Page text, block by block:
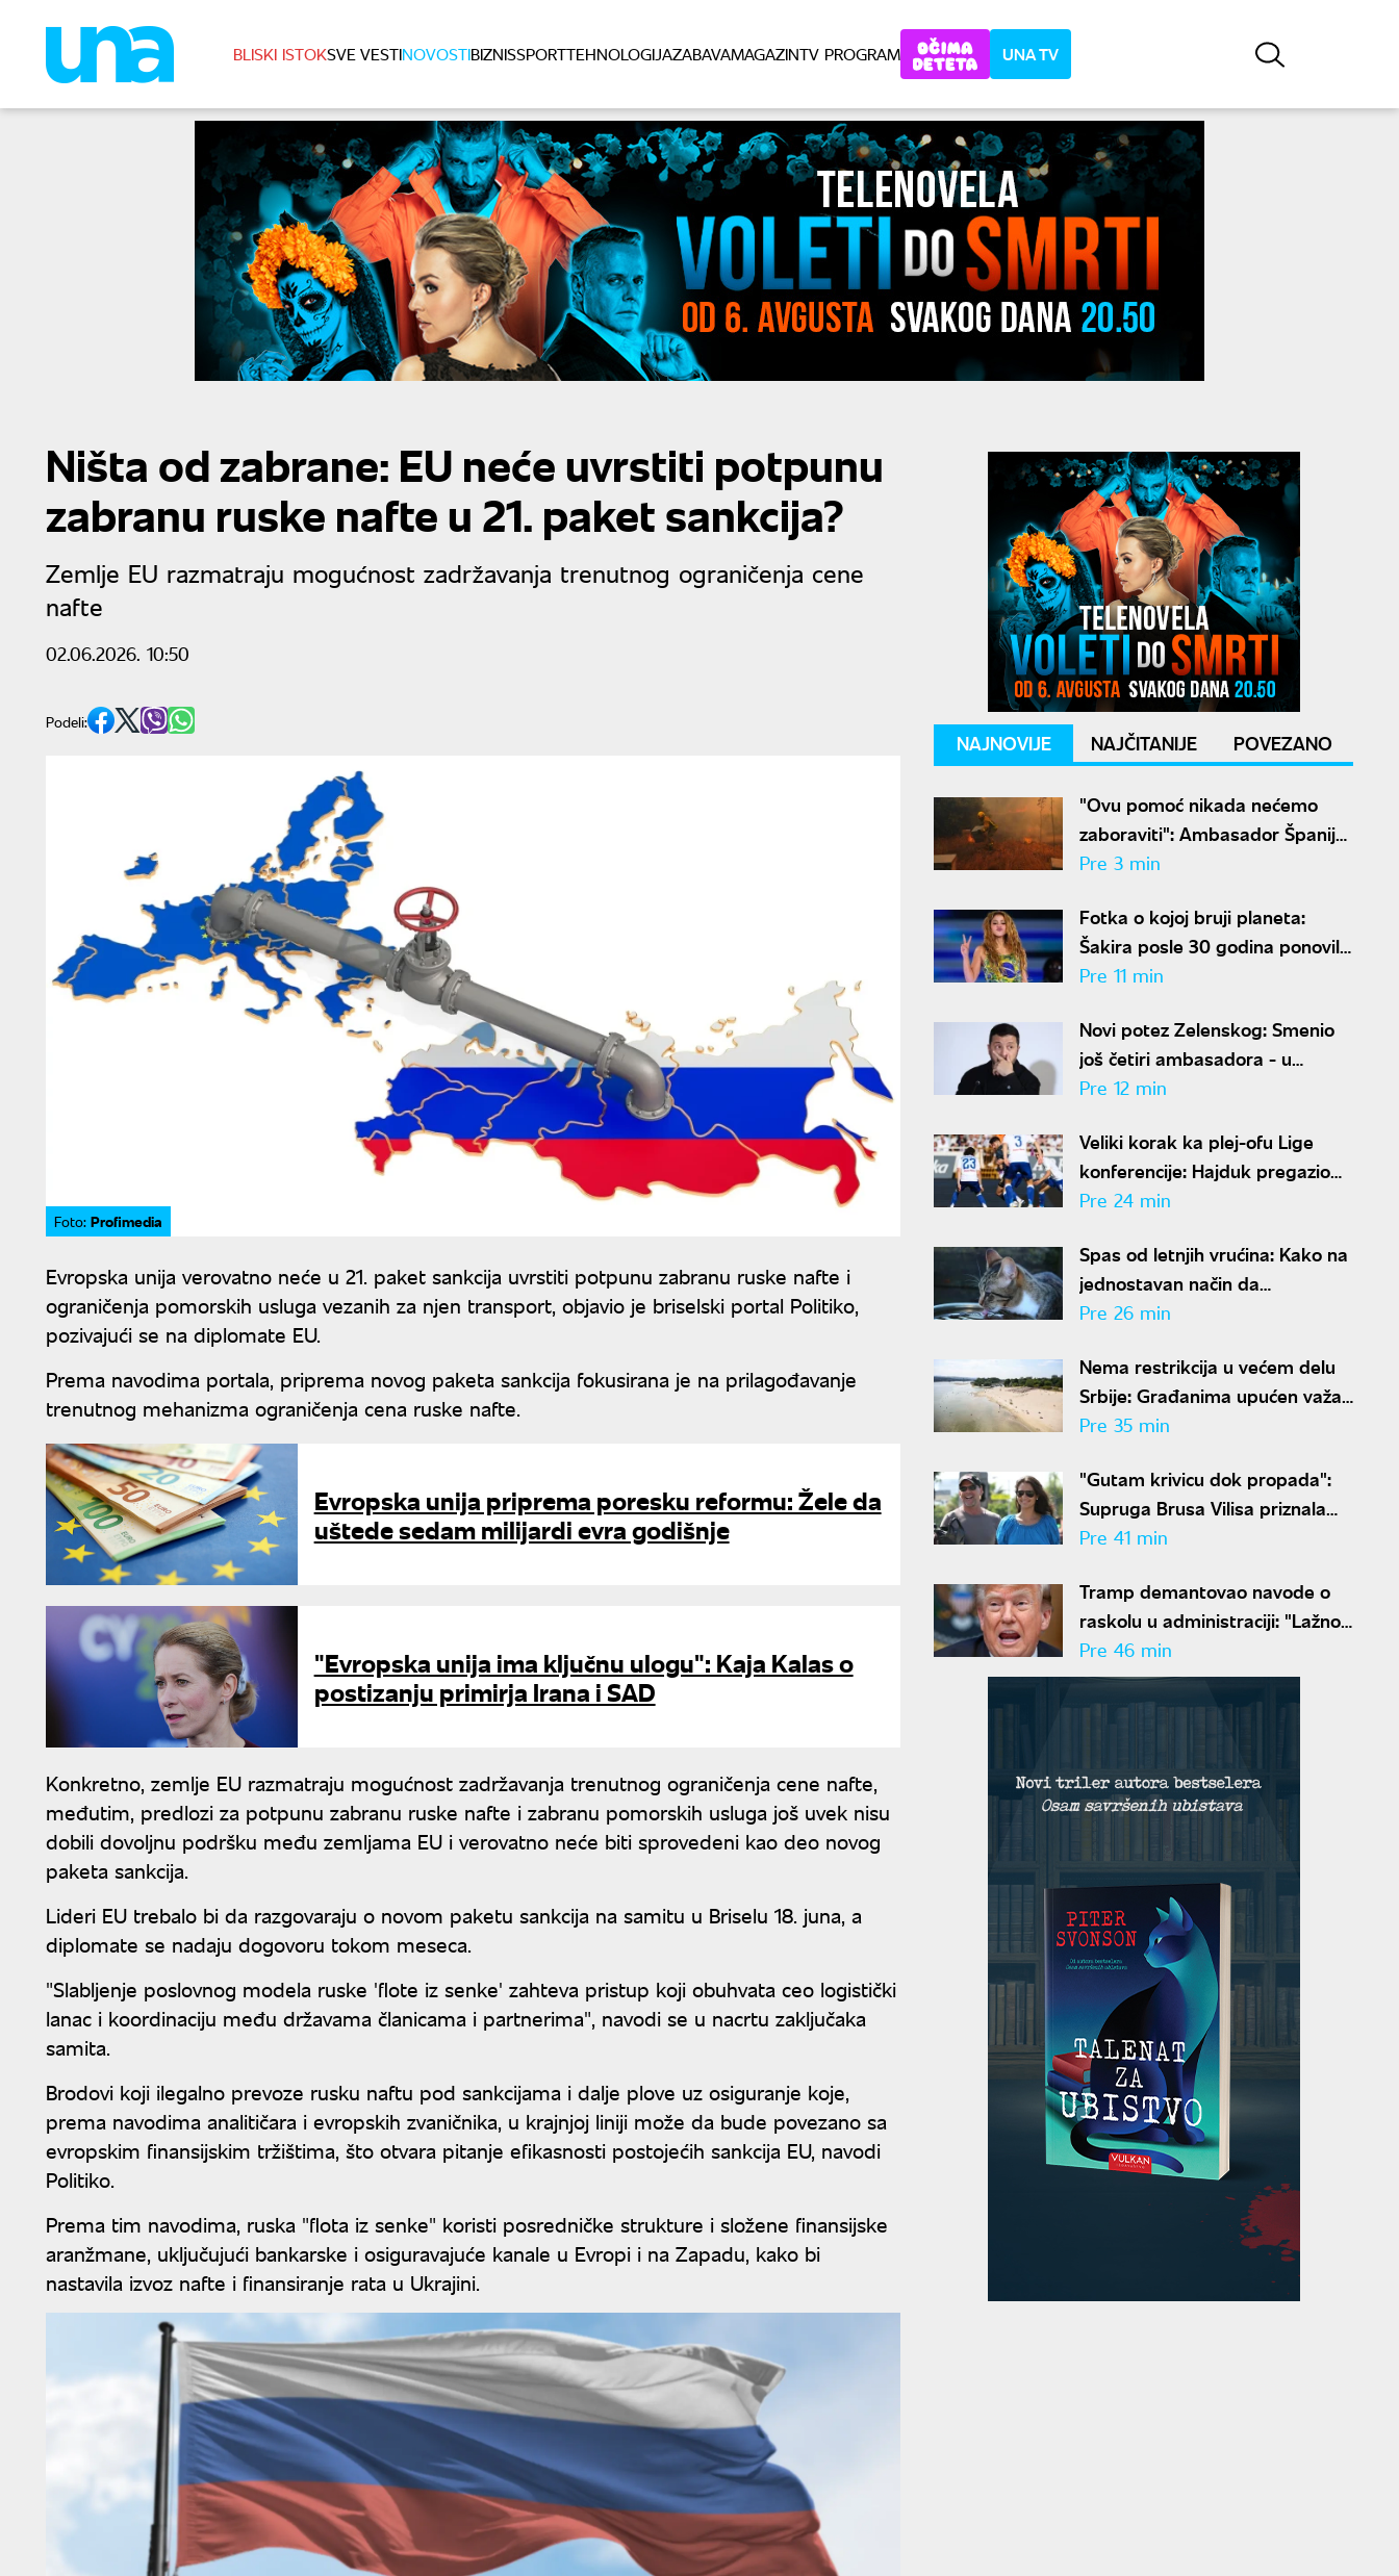
BLISKI ISTOKSVE VESTINOVOSTIBIZNISSPORTTEHNOLOGIJAZABAVAMAGAZINTV PROGRAM UNA TV
Ništa od zabrane: EU neće uvrstiti potpunu
zabranu ruske nafte u 21. paket sankcija?
Zemlje EU razmatraju mogućnost zadržavanja trenutnog ograničenja cene
nafte
02.06.2026. 10:50
Podeli:
Foto: Profimedia
Evropska unija verovatno neće u 21. paket sankcija uvrstiti potpunu zabranu ruske nafte i
ograničenja pomorskih usluga vezanih za njen transport, objavio je briselski portal Politiko,
pozivajući se na diplomate EU.
Prema navodima portala, priprema novog paketa sankcija fokusirana je na prilagođavanje
trenutnog mehanizma ograničenja cena ruske nafte.
Evropska unija priprema poresku reformu: Žele da
uštede sedam milijardi evra godišnje
"Evropska unija ima ključnu ulogu": Kaja Kalas o
postizanju primirja Irana i SAD
Konkretno, zemlje EU razmatraju mogućnost zadržavanja trenutnog ograničenja cene nafte,
međutim, predlozi za potpunu zabranu ruske nafte i zabranu pomorskih usluga još uvek nisu
dobili dovoljnu podršku među zemljama EU i verovatno neće biti sprovedeni kao deo novog
paketa sankcija.
Lideri EU trebalo bi da razgovaraju o novom paketu sankcija na samitu u Briselu 18. juna, a
diplomate se nadaju dogovoru tokom meseca.
"Slabljenje poslovnog modela ruske 'flote iz senke' zahteva pristup koji obuhvata ceo logistički
lanac i koordinaciju među državama članicama i partnerima", navodi se u nacrtu zaključaka
samita.
Brodovi koji ilegalno prevoze rusku naftu pod sankcijama i dalje plove uz osiguranje koje,
prema navodima analitičara i evropskih zvaničnika, u krajnjoj liniji može da bude povezano sa
evropskim finansijskim tržištima, što otvara pitanje efikasnosti postojećih sankcija EU, navodi
Politiko.
Prema tim navodima, ruska "flota iz senke" koristi posredničke strukture i složene finansijske
aranžmane, uključujući bankarske i osiguravajuće kanale u Evropi i na Zapadu, kako bi
nastavila izvoz nafte i finansiranje rata u Ukrajini.
NAJNOVIJE NAJČITANIJE POVEZANO
"Ovu pomoć nikada nećemo
zaboraviti": Ambasador Španije
zahvalio Srbiji na borbi protiv
Pre 3 min
Fotka o kojoj bruji planeta:
Šakira posle 30 godina ponovila
istu pozu, ljudi u čudu - "Kako je
Pre 11 min
Novi potez Zelenskog: Smenio
još četiri ambasadora - u
Hrvatskoj, Albaniji, Crnoj Gori i
Pre 12 min
Veliki korak ka plej-ofu Lige
konferencije: Hajduk pregazio
Žalgiris u Litvaniji
Pre 24 min
Spas od letnjih vrućina: Kako na
jednostavan način da
podstaknete mačku da pije više
Pre 26 min
Nema restrikcija u većem delu
Srbije: Građanima upućen važan
apel zbog suše i niskog
Pre 35 min
"Gutam krivicu dok propada":
Supruga Brusa Vilisa priznala
kroz kakav pakao prolazi
Pre 41 min
Tramp demantovao navode o
raskolu u administraciji: "Lažno
izveštavanje je ravno izdaji"
Pre 46 min